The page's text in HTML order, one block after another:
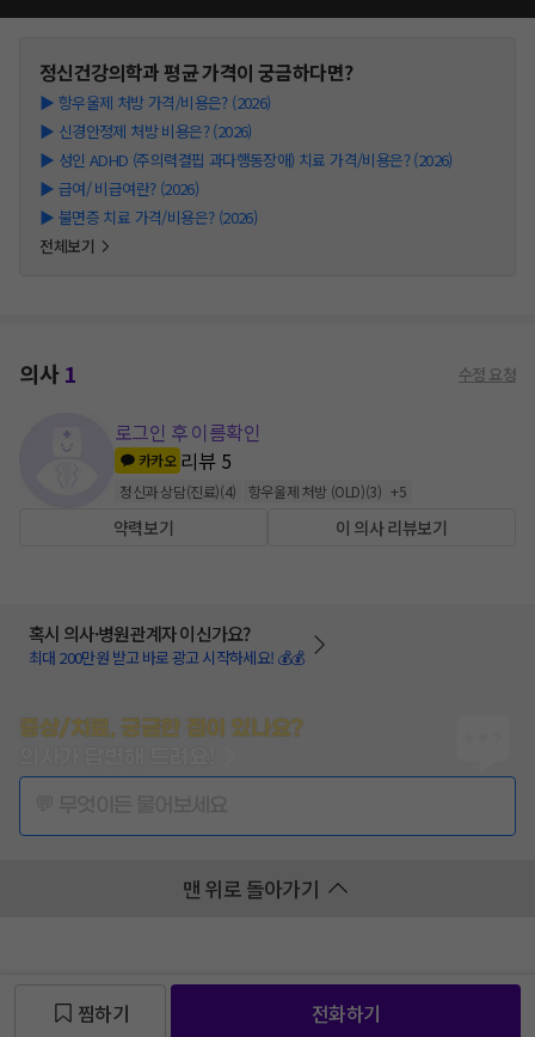
정신건강의학과평균 가격이 궁금하다면?
▶ 항우울제 처방 가격/비용은? (2026)
▶ 신경안정제 처방 비용은? (2026)
▶ 성인 ADHD (주의력결핍 과다행동장애) 치료 가격/비용은? (2026)
▶ 급여/ 비급여란? (2026)
▶ 불면증 치료 가격/비용은? (2026)
전체보기
의사1 수정 요청
로그인 후 이름확인
카카오 리뷰 5
정신과 상담(진료)(4) 항우울제 처방 (OLD)(3) +5
약력보기 이 의사 리뷰보기
혹시 의사·병원관계자 이신가요?
최대 200만원 받고 바로 광고 시작하세요! 💰💰
증상/치료, 궁금한 점이 있나요?
맨 위로 돌아가기
찜하기 전화하기